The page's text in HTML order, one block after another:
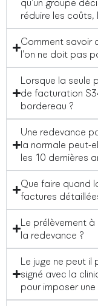
qu’un groupe
réduire les
Comment savoir
l’on ne doit pas
Lorsque la seule
de facturation
bordereau ?
Une redevance
la normale peut-
les 10 dernières
Que faire quand
factures
Le prélèvement
la redevance ?
Le juge ne peut il
signé avec la
pour imposer